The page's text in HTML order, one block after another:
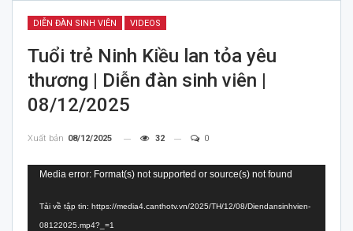
DIỄN ĐÀN SINH VIÊN VIDEOS
Tuổi trẻ Ninh Kiều lan tỏa yêu
thương | Diễn đàn sinh viên |
08/12/2025
Xuất bản 08/12/2025 32 0
Trình
Video
Media error: Format(s) not supported or source(s) not found
Tải về tập tin: https://media4.canthotv.vn/2025/TH/12/08/Diendansinhvien-
08122025.mp4?_=1